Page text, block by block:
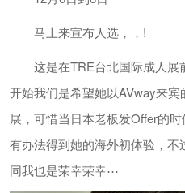
马上来宣布人选，，!
这是在TRE台北国际成人
开始我们是希望她以AVway来
展，可惜当日本老板发Offer的
有办法得到她的海外初体验，
同我也是荣幸荣幸⋯